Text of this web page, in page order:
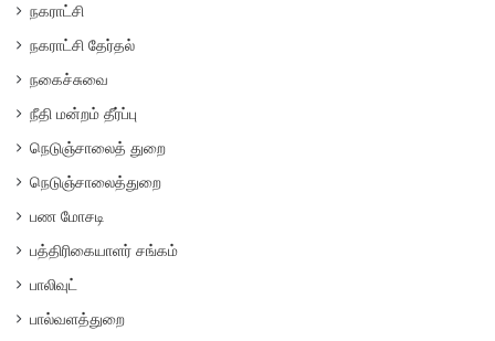
நகராட்சி
நகராட்சி தேர்தல்
நகைச்சுவை
நீதி மன்றம் தீர்ப்பு
நெடுஞ்சாலைத் துறை
நெடுஞ்சாலைத்துறை
பண மோசடி
பத்திரிகையாளர் சங்கம்
பாலிவுட்
பால்வளத்துறை